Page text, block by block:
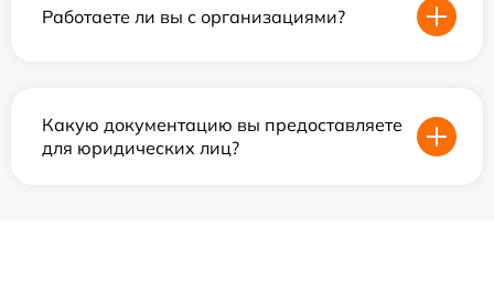
Работаете ли вы с организациями?
Какую документацию вы предоставляете
для юридических лиц?